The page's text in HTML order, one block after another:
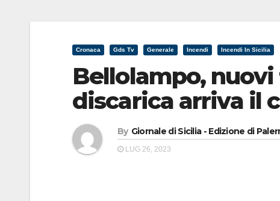
Cronaca Gds Tv Generale Incendi Incendi In Sicilia
Bellolampo,
discarica arriva il
By Giornale di Sicilia - Edizione di
LUG 26, 2023